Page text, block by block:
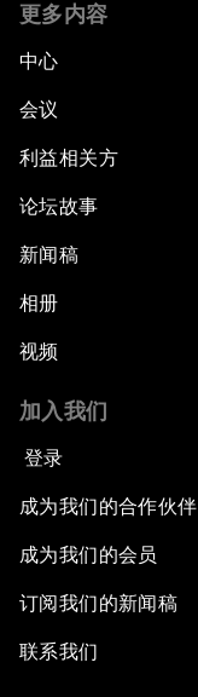
更多内容
中心
会议
利益相关方
论坛故事
新闻稿
相册
视频
加入我们
登录
成为我们的合作伙伴
成为我们的会员
订阅我们的新闻稿
联系我们